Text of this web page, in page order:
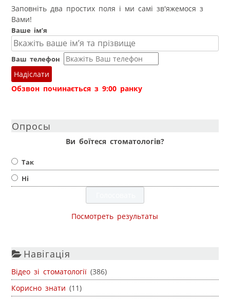
Заповніть два простих поля і ми самі зв'яжемося з
Вами!
Ваше ім’я
Ваш телефон
Надіслати
Обзвон починається з 9:00 ранку
Опросы
Ви боїтеся стоматологів?
Так
Ні
Посмотреть результаты
Навігація
Відео зі стоматології (386)
Корисно знати (11)